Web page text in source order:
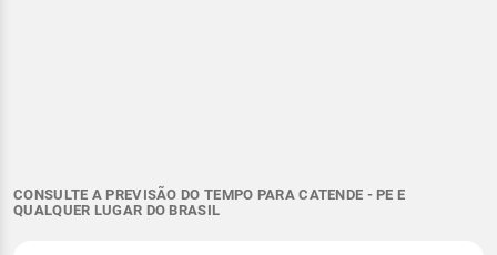
CONSULTE A PREVISÃO DO TEMPO PARA CATENDE - PE E
QUALQUER LUGAR DO BRASIL